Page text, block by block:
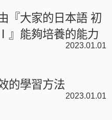
『大家的日本語 初
』能夠培養的能力
2023.01.01
的學習方法
2023.01.01